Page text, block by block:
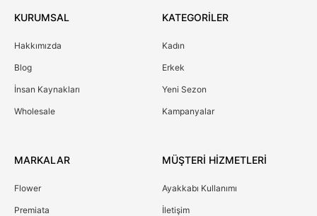
KURUMSAL
Hakkımızda
Blog
İnsan Kaynakları
Wholesale
KATEGORİLER
Kadın
Erkek
Yeni Sezon
Kampanyalar
MARKALAR
Flower
Premiata
MÜŞTERİ HİZMETLERİ
Ayakkabı Kullanımı
İletişim